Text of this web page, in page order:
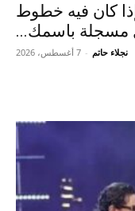
كان فيه خطوط
مسجلة باسمك...
نجلاء حاتم - 7 أغسطس، 2026